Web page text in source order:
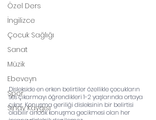
Özel Ders
İngilizce
Çocuk Sağlığı
Sanat
Müzik
Ebeveyn
Spor
Sınav Kaygısı
Dislekside en erken belirtiler özellikle çocukların
ses çıkarmayı öğrendikleri 1-2 yaşlarında ortaya
çıkar. Konuşma geriliği disleksinin bir belirtisi
olabilir ancak konuşma gecikmesi olan her